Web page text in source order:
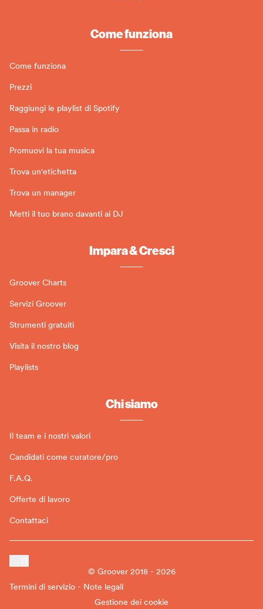
Come funziona
Come funziona
Prezzi
Raggiungi le playlist di Spotify
Passa in radio
Promuovi la tua musica
Trova un'etichetta
Trova un manager
Metti il tuo brano davanti ai DJ
Impara & Cresci
Groover Charts
Servizi Groover
Strumenti gratuiti
Visita il nostro blog
Playlists
Chi siamo
Il team e i nostri valori
Candidati come curatore/pro
F.A.Q.
Offerte di lavoro
Contattaci
© Groover 2018 - 2026
Termini di servizio - Note legali
Gestione dei cookie